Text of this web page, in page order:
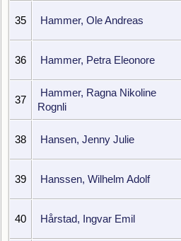
35 Hammer, Ole Andreas
36 Hammer, Petra Eleonore
37
Hammer, Ragna Nikoline
Rognli
38 Hansen, Jenny Julie
39 Hanssen, Wilhelm Adolf
40 Hårstad, Ingvar Emil